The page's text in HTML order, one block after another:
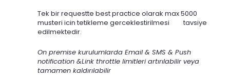
Tek bir requestte best practice olarak max 5000
musteri icin tetikleme gerceklestirilmesi tavsiye
edilmektedir.
On premise kurulumlarda Email & SMS & Push
notification &Link throttle limitleri artırılabilir veya
tamamen kaldırılabilir